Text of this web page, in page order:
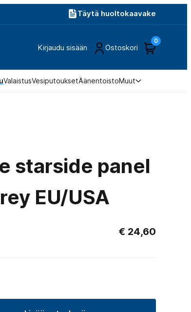
Täytä huoltokaavake
Kirjaudu sisään Ostoskori
0
ValaistusVesiputouksetÄänentoistoMuut
starside panel
EU/USA
€ 24,60